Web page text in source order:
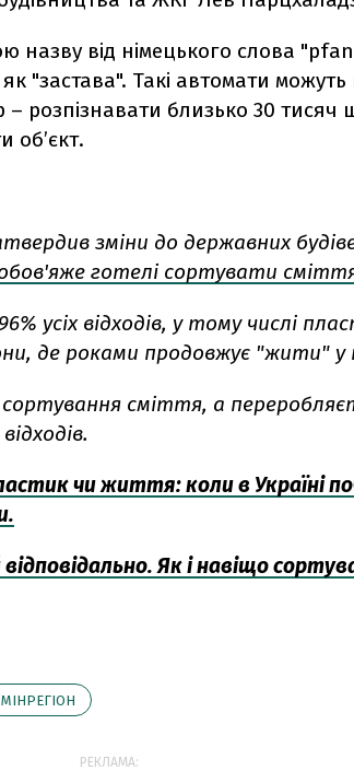
від німецького слова
"застава". Такі автомати
– розпізнавати близько 30 тисяч
об’єкт.
зміни до державних
готелі сортувати
усіх відходів, у тому числі
де роками продовжує "жити" у
сортування сміття, а
чи життя: коли в Україні
Як і навіщо
МІНРЕГІОН
РЕКЛАМА: